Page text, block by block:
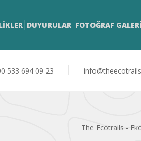
DUYURULAR FOTOĞRAF
533 694 09 23
The Ecotrails -